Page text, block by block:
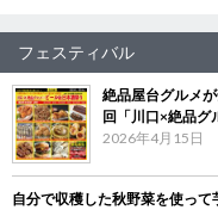
フェスティバル
絶品屋台グルメ
回「川口×絶品グ
2026年4月15日
自分で収穫した秋野菜を使っ